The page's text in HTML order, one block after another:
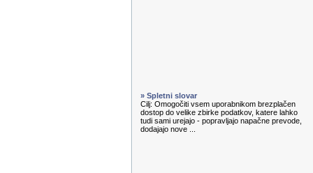
» Spletni slovar
Cilj: Omogočiti vsem uporabnikom brezplačen
dostop do velike zbirke podatkov, katere lahko
tudi sami urejajo - popravljajo napačne prevode,
dodajajo nove ...